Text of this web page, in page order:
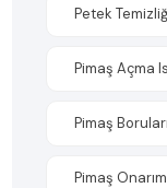
Petek
Pimaş Açma
Pimaş
Pimaş Onarım